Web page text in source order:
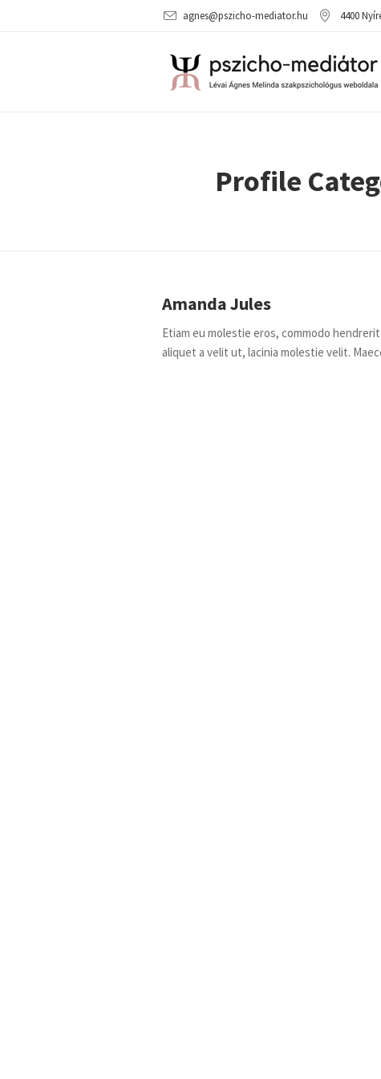
agnes@pszicho-mediator.hu 4400
Profile
Amanda Jules
Etiam eu molestie eros, commodo
aliquet a velit ut, lacinia molestie velit.